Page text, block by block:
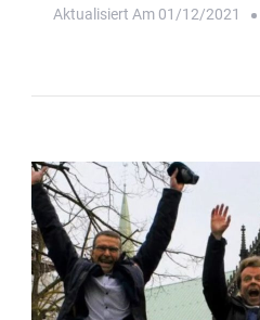
Aktualisiert Am 01/12/2021